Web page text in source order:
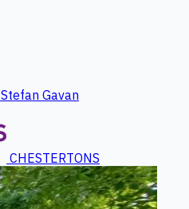
Stefan Gavan
CHESTERTONS